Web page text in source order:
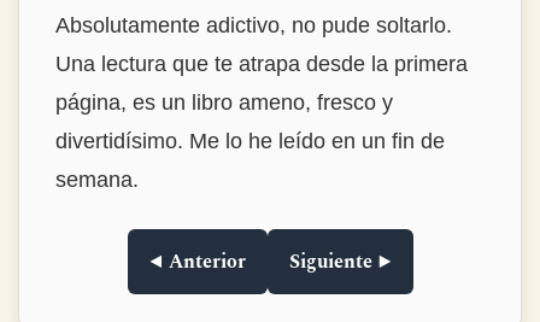
Buenísimo, destacaría la habilidad del autor
para encontrar historias tan interesantes y
narrarlas de forma tan amena y con ese
punto de ironía tan divertido. La
encuadernación en tapa dura, de las que ya
compré para regalar y me lo quedé para mí.